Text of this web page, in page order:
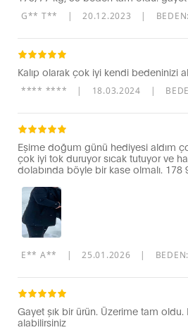
G** T** | 20.12.2023 |
Kalıp olarak çok iyi kendi bedeninizi
**** **** | 18.03.2024 |
Eşime doğum günü hediyesi aldım
çok iyi tok duruyor sıcak tutuyor ve
dolabında böyle bir kase olmalı. 178
E** A** | 25.01.2026 |
Gayet şık bir ürün. Üzerime tam
alabilirsiniz